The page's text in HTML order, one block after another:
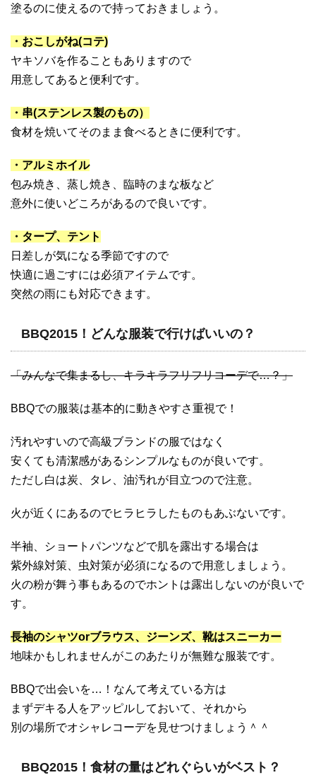
塗るのに使えるので持っておきましょう。
・おこしがね(コテ)
ヤキソバを作ることもありますので
用意してあると便利です。
・串(ステンレス製のもの）
食材を焼いてそのまま食べるときに便利です。
・アルミホイル
包み焼き、蒸し焼き、臨時のまな板など
意外に使いどころがあるので良いです。
・タープ、テント
日差しが気になる季節ですので
快適に過ごすには必須アイテムです。
突然の雨にも対応できます。
BBQ2015！どんな服装で行けばいいの？
「みんなで集まるし、キラキラフリフリコーデで…？」
BBQでの服装は基本的に動きやすさ重視で！
汚れやすいので高級ブランドの服ではなく
安くても清潔感があるシンプルなものが良いです。
ただし白は炭、タレ、油汚れが目立つので注意。
火が近くにあるのでヒラヒラしたものもあぶないです。
半袖、ショートパンツなどで肌を露出する場合は
紫外線対策、虫対策が必須になるので用意しましょう。
火の粉が舞う事もあるのでホントは露出しないのが良いで
す。
長袖のシャツorブラウス、ジーンズ、靴はスニーカー
地味かもしれませんがこのあたりが無難な服装です。
BBQで出会いを…！なんて考えている方は
まずデキる人をアッピルしておいて、それから
別の場所でオシャレコーデを見せつけましょう＾＾
BBQ2015！食材の量はどれぐらいがベスト？